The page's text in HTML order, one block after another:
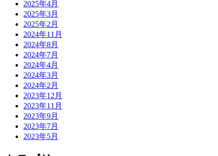
2025年4月
2025年3月
2025年2月
2024年11月
2024年8月
2024年7月
2024年4月
2024年3月
2024年2月
2023年12月
2023年11月
2023年9月
2023年7月
2023年5月